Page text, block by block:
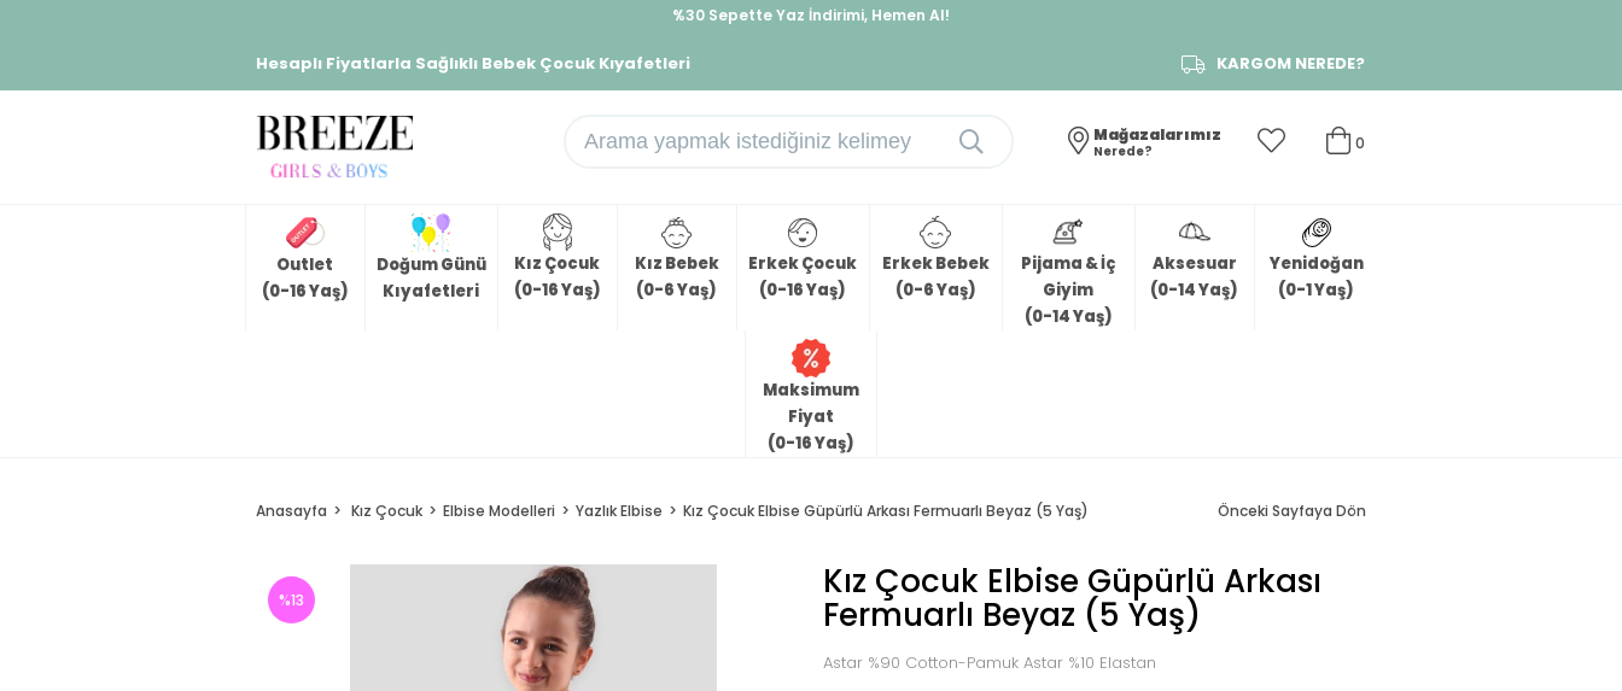
%30 Sepette Yaz İndirimi, Hemen Al!
Hesaplı Fiyatlarla Sağlıklı Bebek Çocuk Kıyafetleri KARGOM NEREDE?
0
Mağazalarımız
Nerede?
Outlet
(0-16 Yaş)
Doğum Günü
Kıyafetleri
Kız Çocuk
(0-16 Yaş)
Kız Bebek
(0-6 Yaş)
Erkek Çocuk
(0-16 Yaş)
Erkek Bebek
(0-6 Yaş)
Pijama & İç
Giyim
(0-14 Yaş)
Aksesuar
(0-14 Yaş)
Yenidoğan
(0-1 Yaş)
Maksimum
Fiyat
(0-16 Yaş)
Anasayfa Kız Çocuk Elbise Modelleri Yazlık Elbise Kız Çocuk Elbise Güpürlü Arkası Fermuarlı Beyaz (5 Yaş) Önceki Sayfaya Dön
%13 Kız Çocuk Elbise Güpürlü Arkası
Fermuarlı Beyaz (5 Yaş)
Astar %90 Cotton-Pamuk Astar %10 Elastan